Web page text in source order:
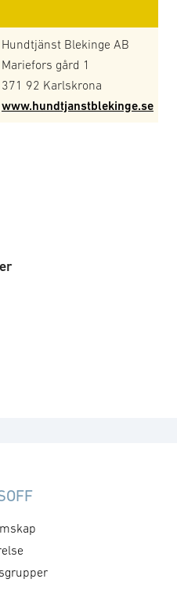
Hundtjänst Blekinge AB
Mariefors gård 1
371 92 Karlskrona
www.hundtjanstblekinge.se